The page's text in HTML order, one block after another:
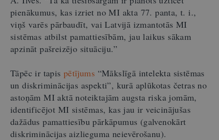
pienākumus, kas izriet no MI akta 77. panta, t. i.,
viņš varēs pārbaudīt, vai Latvijā izmantotās MI
sistēmas atbilst pamattiesībām, jau laikus sākam
apzināt pašreizējo situāciju.”
Tāpēc ir tapispētījums “Mākslīgā intelekta sistēmas
un diskriminācijas aspekti”, kurā aplūkotas četras no
astoņām MI aktā noteiktajām augsta riska jomām,
identificējot MI sistēmas, kas jau ir veicinājušas
dažādus pamattiesību pārkāpumus (galvenokārt
diskriminācijas aizlieguma neievērošanu).